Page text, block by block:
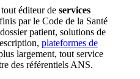
éditeur de services
par le Code de la Santé
patient, solutions de
plateformes de
largement, tout service
des référentiels ANS.